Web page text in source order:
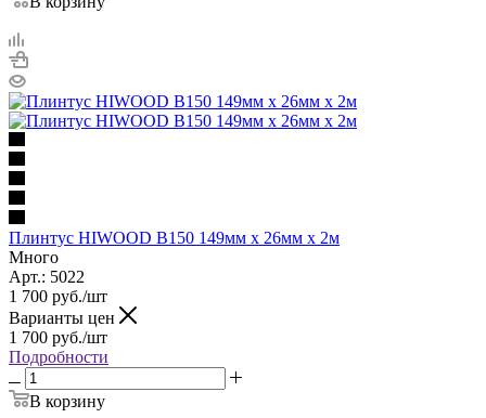
Плинтус HIWOOD B150 149мм х 26мм х 2м
Много
Арт.: 5022
1 700 руб./шт
Варианты цен
1 700 руб./шт
Подробности
В корзину